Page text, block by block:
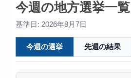
今週の地方選挙一覧
基準日: 2026年8月7日
今週の選挙 先週の結果